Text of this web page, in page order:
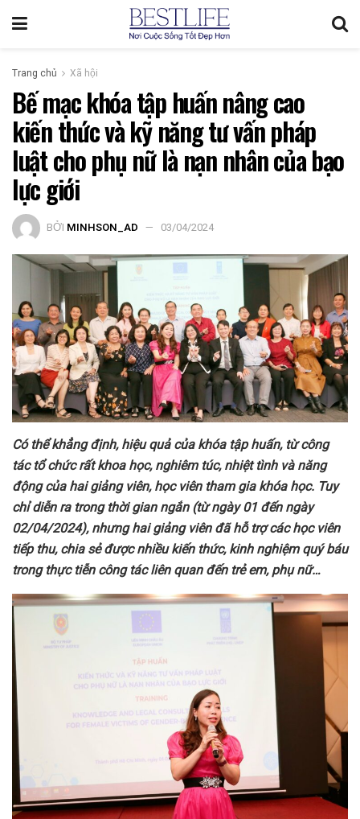
Trang chủ Xã hội
Bế mạc khóa tập huấn nâng cao
kiến thức và kỹ năng tư vấn pháp
luật cho phụ nữ là nạn nhân của bạo
lực giới
BỞI MINHSON_AD 03/04/2024
Cóthể khẳng định, hiệu quả của khóa tập huấn, từ công
tác tổ chức rấtkhoa học,nghiêm túc, nhiệt tình và năng
động của hai giảng viên, học viên tham gia khóa học. Tuy
chỉ diễn ra trong thời gian ngắn(từ ngày 01 đến ngày
02/04/2024), nhưng hai giảng viên đãhỗ trợ cáchọc viên
tiếp thu, chia sẻ được nhiều kiến thức, kinh nghiệm quý báu
trong thực tiễn công tác liên quan đến trẻ em, phụ nữ…